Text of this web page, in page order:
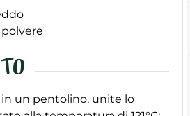
in un pentolino, unite lo